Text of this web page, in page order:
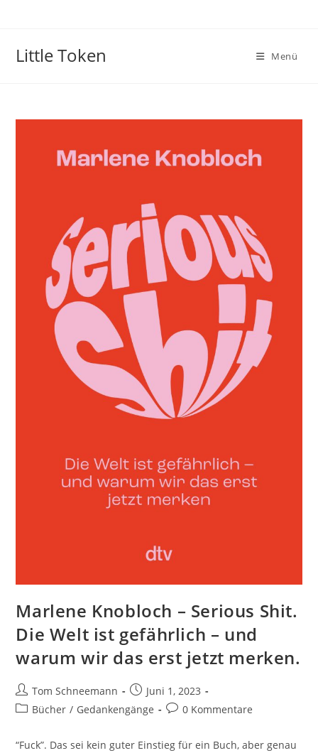
Little Token Menü
Marlene Knobloch – Serious Shit.
Die Welt ist gefährlich – und
warum wir das erst jetzt merken.
Tom Schneemann
Juni 1, 2023
Bücher / Gedankengänge 0 Kommentare
“Fuck”. Das sei kein guter Einstieg für ein Buch, aber genau